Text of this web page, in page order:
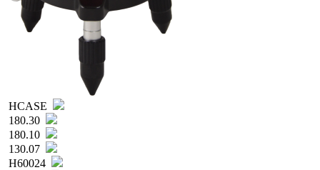
HCASE
180.30
180.10
130.07
H60024